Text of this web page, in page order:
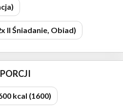
II Śniadanie, Obiad)
kcal (1600)